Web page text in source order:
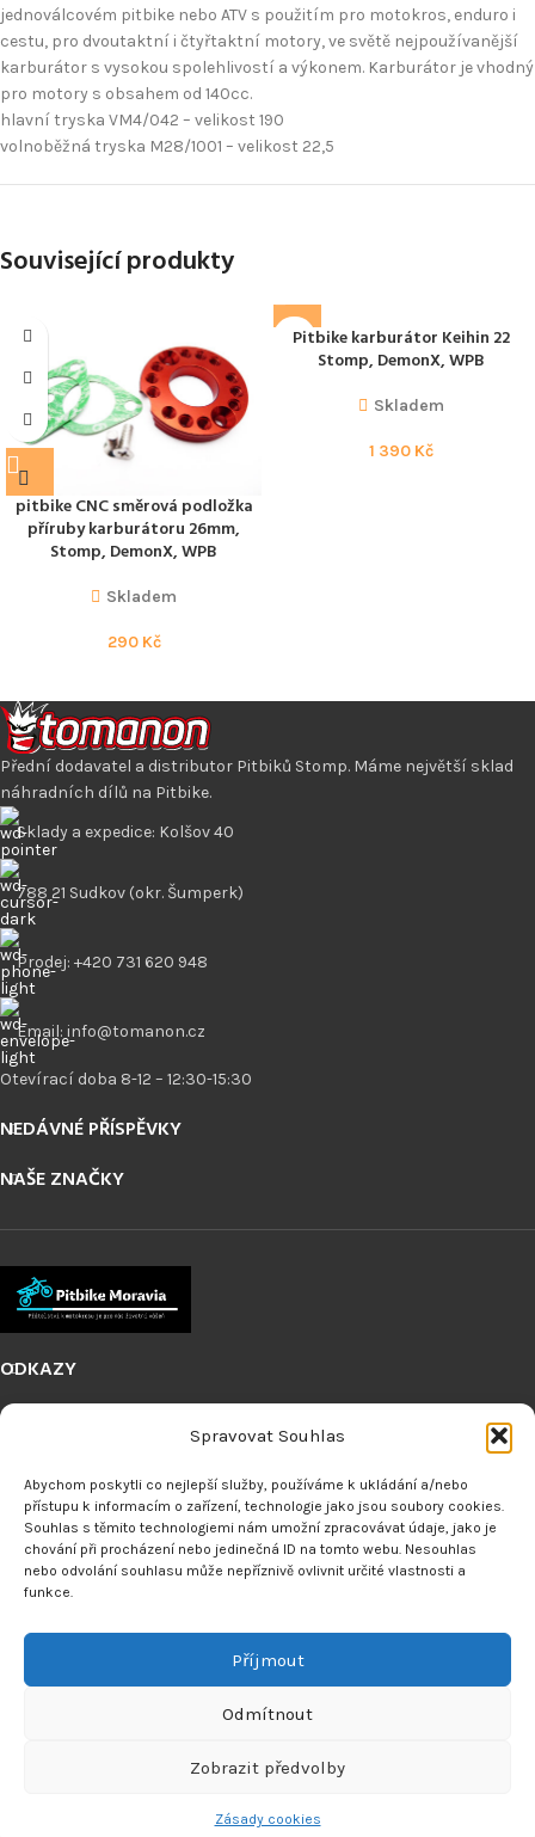
Spravovat Souhlas
Abychom poskytli co nejlepší služby, používáme k ukládání a/nebo
přístupu k informacím o zařízení, technologie jako jsou soubory cookies.
Souhlas s těmito technologiemi nám umožní zpracovávat údaje, jako je
chování při procházení nebo jedinečná ID na tomto webu. Nesouhlas
nebo odvolání souhlasu může nepříznivě ovlivnit určité vlastnosti a
funkce.
Příjmout
Odmítnout
Zobrazit předvolby
Zásady cookies
jednoválcovém pitbike nebo ATV s použitím pro motokros, enduro i
cestu, pro dvoutaktní i čtyřtaktní motory, ve světě nejpoužívanější
karburátor s vysokou spolehlivostí a výkonem. Karburátor je vhodný
pro motory s obsahem od 140cc.
hlavní tryska VM4/042 – velikost 190
volnoběžná tryska M28/1001 – velikost 22,5
Související produkty
pitbike CNC směrová podložka
příruby karburátoru 26mm,
Stomp, DemonX, WPB
Skladem
290 Kč
Pitbike karburátor Keihin 22
Stomp, DemonX, WPB
Skladem
1 390 Kč
Přední dodavatel a distributor Pitbiků Stomp. Máme největší sklad
náhradních dílů na Pitbike.
Sklady a expedice: Kolšov 40
788 21 Sudkov (okr. Šumperk)
Prodej: +420 731 620 948
Email: info@tomanon.cz
Otevírací doba 8-12 – 12:30-15:30
NEDÁVNÉ PŘÍSPĚVKY
NAŠE ZNAČKY
ODKAZY
VRÁCENÍ ZBOŽÍ
MENU
Made byAnalyzeToday2024SEO Agency.